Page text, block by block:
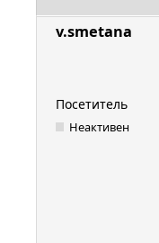
v.smetana
Посетитель
Неактивен